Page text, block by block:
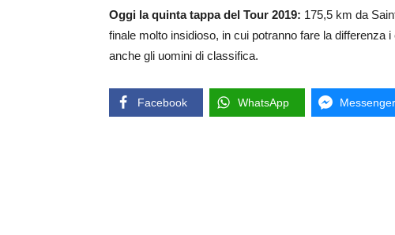
Oggi la quinta tappa del Tour 2019: 175,5 km da
finale molto insidioso, in cui potranno fare la
anche gli uomini di classifica.
Facebook WhatsApp Messenger